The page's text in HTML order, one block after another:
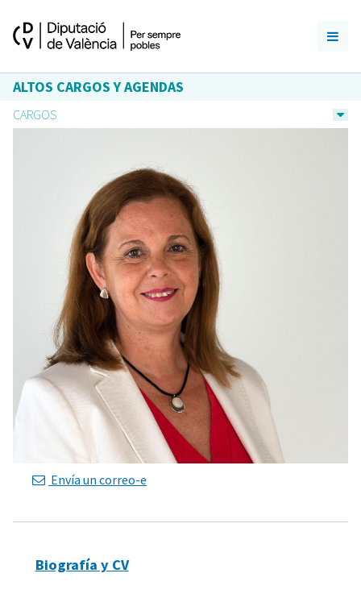
ALTOS CARGOS Y AGENDAS
CARGOS
Envía un correo-e
Biografía y CV